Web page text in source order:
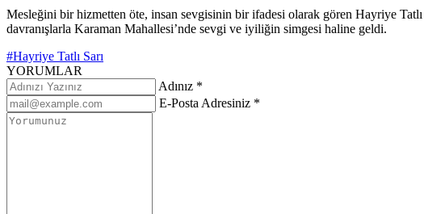
Mesleğini bir hizmetten öte, insan sevgisinin bir ifadesi olarak gören Hayriye
davranışlarla Karaman Mahallesi’nde sevgi ve iyiliğin simgesi haline geldi.
#Hayriye Tatlı Sarı
YORUMLAR
Adınız *
E-Posta Adresiniz *